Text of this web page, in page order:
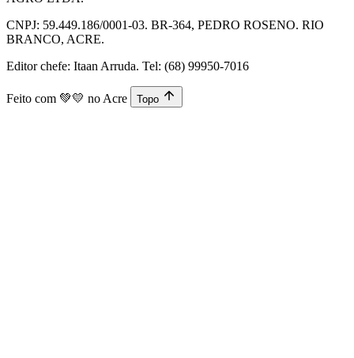
CNPJ: 59.449.186/0001-03. BR-364, PEDRO ROSENO. RIO
BRANCO, ACRE.
Editor chefe: Itaan Arruda. Tel: (68) 99950-7016
Feito com 💚💛 no Acre Topo